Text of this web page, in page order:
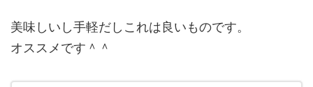
美味しいし手軽だしこれは良いものです。
オススメです＾＾